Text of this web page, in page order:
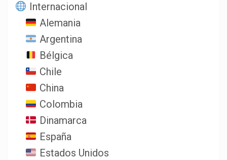
Internacional
Alemania
Argentina
Bélgica
Chile
China
Colombia
Dinamarca
España
Estados Unidos